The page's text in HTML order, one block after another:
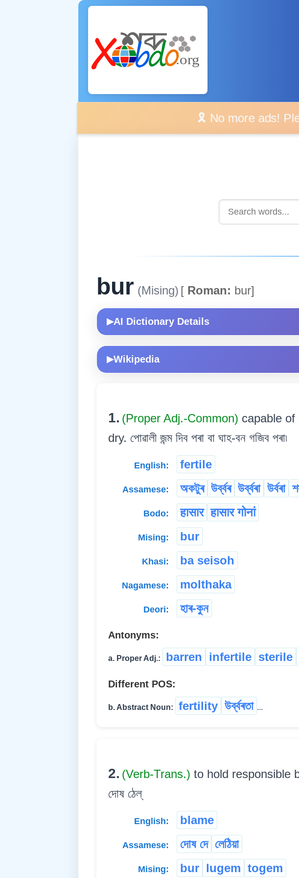
🎗️ No more ads!
bur (Mising) [ Roman: bur]
▶AI Dictionary Details
▶Wikipedia
1. (Proper Adj.-Common) capable
dry. পোৱালী জন্ম দিব পৰা বা ঘাহ-বন গজিব পৰা৷
English: fertile
Assamese: অকটুৰ উৰ্ব্বৰ উৰ্ব্বৰা উৰ্বৰা
Bodo: हासार हासार गोनां
Mising: bur
Khasi: ba seisoh
Nagamese: molthaka
Deori: হাৰ-কুন
Antonyms:
a. Proper Adj.: barren infertile sterile
Different POS:
b. Abstract Noun: fertility উৰ্ব্বৰতা ...
2. (Verb-Trans.) to hold responsible
দোষ ঠেল্
English: blame
Assamese: দোষ দে লেঠিয়া
Mising: bur lugem togem